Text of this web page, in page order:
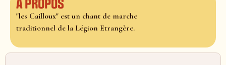
À propos
"les Cailloux" est un chant de marche
traditionnel de la Légion Etrangère.